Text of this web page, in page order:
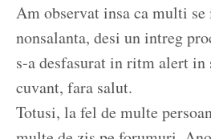
Am observat insa ca multi se
nonsalanta, desi un intreg
s-a desfasurat in ritm alert
cuvant, fara salut.
Totusi, la fel de multe